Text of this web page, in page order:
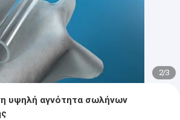
2/3
υψηλή αγνότητα σωλήνων